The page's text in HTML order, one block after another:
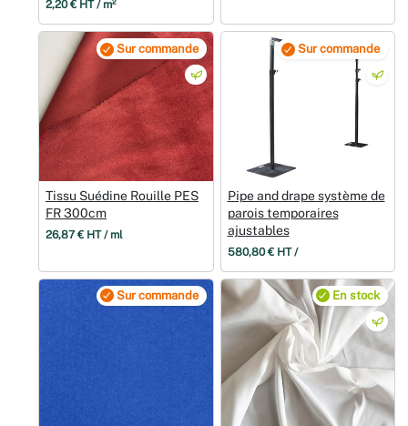
2,20 € HT / m²
Sur commande
Tissu Suédine Rouille PES
FR 300cm
26,87 € HT / ml
Sur commande
Pipe and drape système de
parois temporaires
ajustables
580,80 € HT /
Sur commande En stock